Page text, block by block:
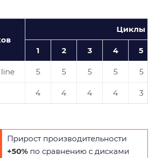
Циклы
1 2 3 4 5
line 5 5 5 5 5
4 4 4 4 3
Прирост производительности
+50% по сравнению с дисками